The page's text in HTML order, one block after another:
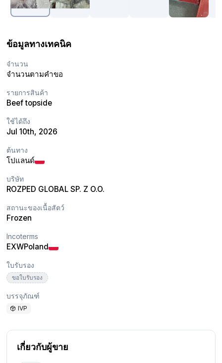
ข้อมูลทางเทคนิค
จำนวน
จำนวนตามคำขอ
รายการสินค้า
Beef topside
ใช้ได้ถึง
Jul 10th, 2026
ต้นทาง
โปแลนด์
บริษัท
ROZPED GLOBAL SP. Z O.O.
สถานะของเนื้อสัตว์
Frozen
Incoterms
EXWPoland
ใบรับรอง
ขอใบรับรอง
บรรจุภัณฑ์
IVP
เกี่ยวกับผู้ขาย